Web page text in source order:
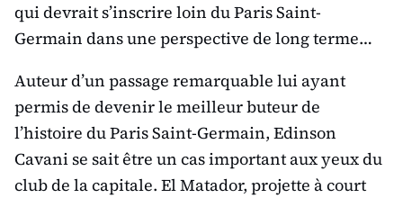
qui devrait s’inscrire loin du Paris Saint-
Germain dans une perspective de long terme…
Auteur d’un passage remarquable lui ayant
permis de devenir le meilleur buteur de
l’histoire du Paris Saint-Germain, Edinson
Cavani se sait être un cas important aux yeux du
club de la capitale. El Matador, projette à court